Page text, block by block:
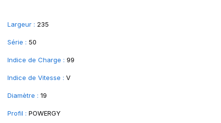
Largeur : 235
Série : 50
Indice de Charge : 99
Indice de Vitesse : V
Diamètre : 19
Profil : POWERGY